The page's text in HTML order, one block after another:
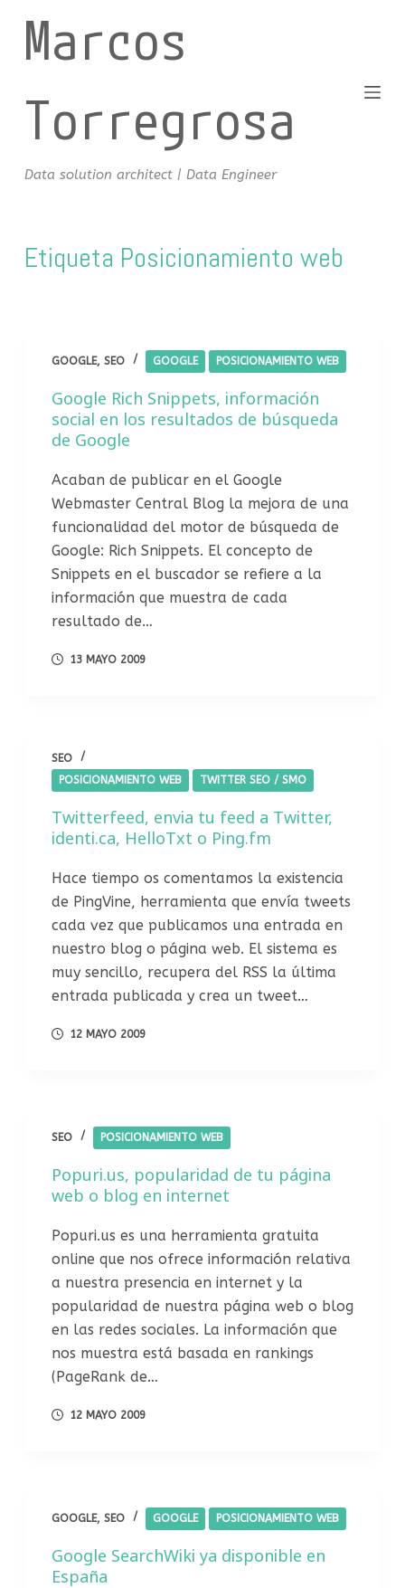
Marcos
Torregrosa
Data solution architect | Data Engineer
Etiqueta Posicionamiento web
GOOGLE, SEO GOOGLE POSICIONAMIENTO WEB
Google Rich Snippets, información
social en los resultados de búsqueda
de Google
Acaban de publicar en el Google
Webmaster Central Blog la mejora de una
funcionalidad del motor de búsqueda de
Google: Rich Snippets. El concepto de
Snippets en el buscador se refiere a la
información que muestra de cada
resultado de…
13 MAYO 2009
SEO
POSICIONAMIENTO WEB
TWITTER SEO / SMO
Twitterfeed, envia tu feed a Twitter,
identi.ca, HelloTxt o Ping.fm
Hace tiempo os comentamos la existencia
de PingVine, herramienta que envía tweets
cada vez que publicamos una entrada en
nuestro blog o página web. El sistema es
muy sencillo, recupera del RSS la última
entrada publicada y crea un tweet…
12 MAYO 2009
SEO POSICIONAMIENTO WEB
Popuri.us, popularidad de tu página
web o blog en internet
Popuri.us es una herramienta gratuita
online que nos ofrece información relativa
a nuestra presencia en internet y la
popularidad de nuestra página web o blog
en las redes sociales. La información que
nos muestra está basada en rankings
(PageRank de…
12 MAYO 2009
GOOGLE, SEO GOOGLE POSICIONAMIENTO WEB
Google SearchWiki ya disponible en
España